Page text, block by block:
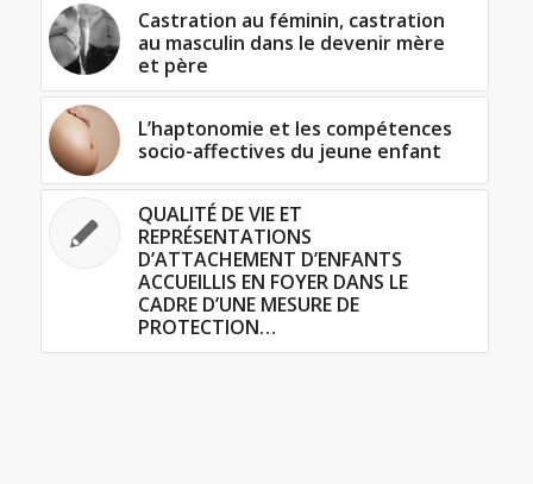
Castration au féminin, castration
au masculin dans le devenir mère
et père
L’haptonomie et les compétences
socio-affectives du jeune enfant
QUALITÉ DE VIE ET
REPRÉSENTATIONS
D’ATTACHEMENT D’ENFANTS
ACCUEILLIS EN FOYER DANS LE
CADRE D’UNE MESURE DE
PROTECTION…